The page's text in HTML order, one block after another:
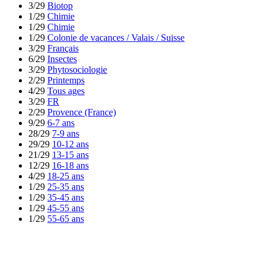
3/29 Biotop
1/29 Chimie
1/29 Chimie
1/29 Colonie de vacances / Valais / Suisse
3/29 Français
6/29 Insectes
3/29 Phytosociologie
2/29 Printemps
4/29 Tous ages
3/29 FR
2/29 Provence (France)
9/29 6-7 ans
28/29 7-9 ans
29/29 10-12 ans
21/29 13-15 ans
12/29 16-18 ans
4/29 18-25 ans
1/29 25-35 ans
1/29 35-45 ans
1/29 45-55 ans
1/29 55-65 ans